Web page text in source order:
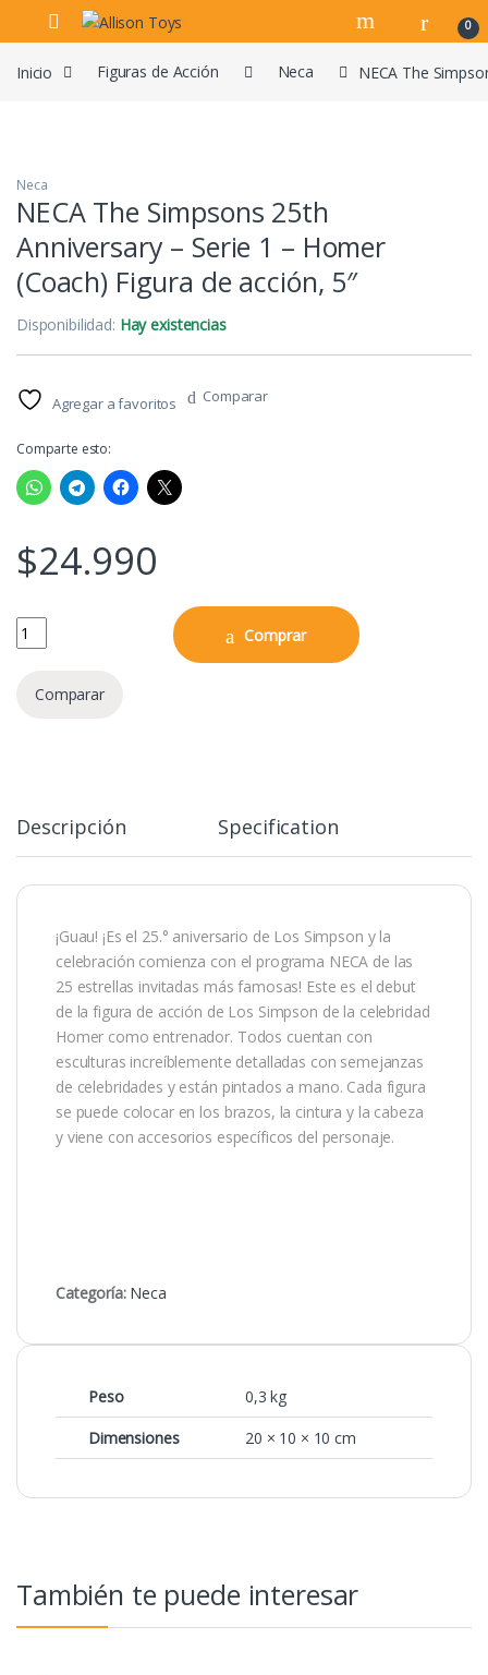
Navegar
Ir al contenido
0
Inicio Figuras de Acción Neca NECA The
Neca
NECA The Simpsons 25th
Anniversary – Serie 1 – Homer
(Coach) Figura de acción, 5″
Disponibilidad: Hay existencias
Agregar a favoritos Comparar
Comparte esto:
$24.990
NECA The Simpsons 25th Anniversary – Serie 1 – Homer (Coach)
Comprar
Comparar
Descripción Specification
¡Guau! ¡Es el 25.° aniversario de Los Simpson y la
celebración comienza con el programa NECA de las
25 estrellas invitadas más famosas! Este es el debut
de la figura de acción de Los Simpson de la celebridad
Homer como entrenador. Todos cuentan con
esculturas increíblemente detalladas con semejanzas
de celebridades y están pintados a mano. Cada figura
se puede colocar en los brazos, la cintura y la cabeza
y viene con accesorios específicos del personaje.
Categoría: Neca
Peso
0,3 kg
Dimensiones
20 × 10 × 10 cm
También te puede interesar